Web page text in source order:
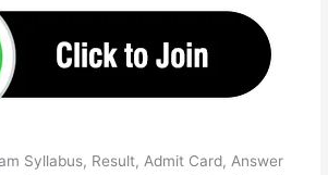
Syllabus, Result, Admit Card, Answer